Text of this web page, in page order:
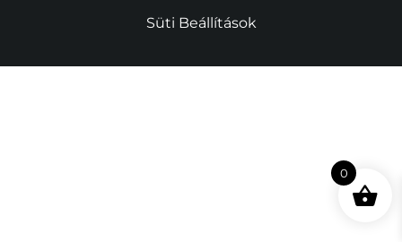
Süti Beállítások
0